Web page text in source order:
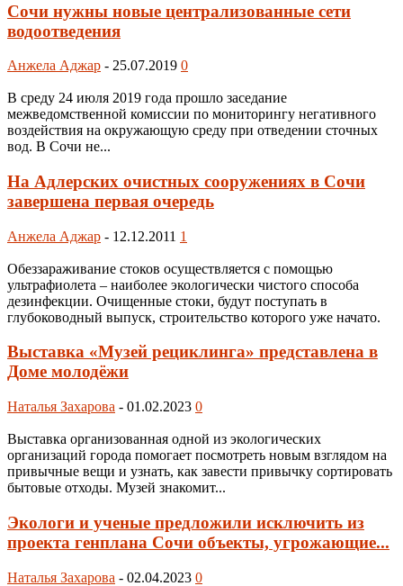
Сочи нужны новые централизованные сети
водоотведения
Анжела Аджар - 25.07.2019 0
В среду 24 июля 2019 года прошло заседание
межведомственной комиссии по мониторингу негативного
воздействия на окружающую среду при отведении сточных
вод. В Сочи не...
На Адлерских очистных сооружениях в Сочи
завершена первая очередь
Анжела Аджар - 12.12.2011 1
Обеззараживание стоков осуществляется с помощью
ультрафиолета – наиболее экологически чистого способа
дезинфекции. Очищенные стоки, будут поступать в
глубоководный выпуск, строительство которого уже начато.
Выставка «Музей рециклинга» представлена в
Доме молодёжи
Наталья Захарова - 01.02.2023 0
Выставка организованная одной из экологических
организаций города помогает посмотреть новым взглядом на
привычные вещи и узнать, как завести привычку сортировать
бытовые отходы. Музей знакомит...
Экологи и ученые предложили исключить из
проекта генплана Сочи объекты, угрожающие...
Наталья Захарова - 02.04.2023 0